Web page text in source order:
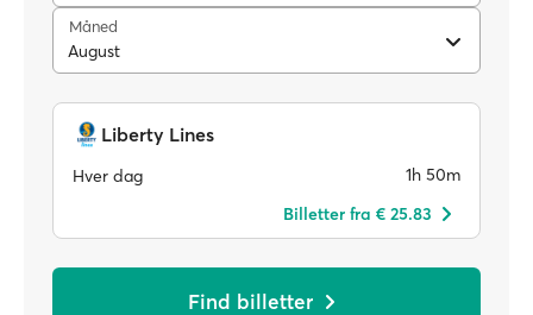
Måned
August
Liberty Lines
Hver dag
1h 50m
Billetter fra € 25.83
Find billetter